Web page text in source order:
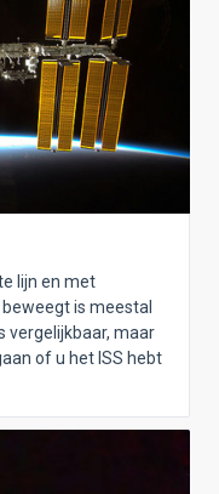
lijn en met
is meestal
vergelijkbaar, maar
of u het ISS hebt